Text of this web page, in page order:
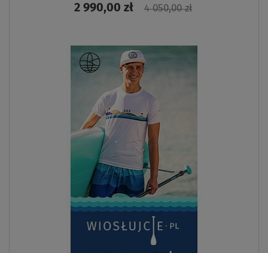
2 990,00 zł 4 050,00 zł
ZOBACZ